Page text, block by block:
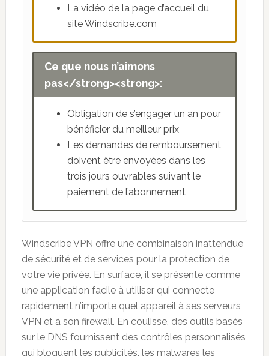
La vidéo de la page d’accueil du
site Windscribe.com
Ce que nous n’aimons
pas</strong><strong>:
Obligation de s’engager un an pour
bénéficier du meilleur prix
Les demandes de remboursement
doivent être envoyées dans les
trois jours ouvrables suivant le
paiement de l’abonnement
Windscribe VPN offre une combinaison inattendue
de sécurité et de services pour la protection de
votre vie privée. En surface, il se présente comme
une application facile à utiliser qui connecte
rapidement n’importe quel appareil à ses serveurs
VPN et à son firewall. En coulisse, des outils basés
sur le DNS fournissent des contrôles personnalisés
qui bloquent les publicités, les malwares les